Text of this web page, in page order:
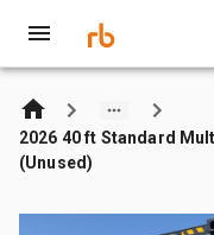
2026 40 ft Standard
(Unused)